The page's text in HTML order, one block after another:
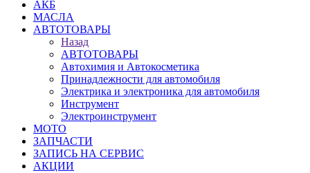
АКБ
МАСЛА
АВТОТОВАРЫ
Назад
АВТОТОВАРЫ
Автохимия и Автокосметика
Принадлежности для автомобиля
Электрика и электроника для автомобиля
Инструмент
Электроинструмент
МОТО
ЗАПЧАСТИ
ЗАПИСЬ НА СЕРВИС
АКЦИИ